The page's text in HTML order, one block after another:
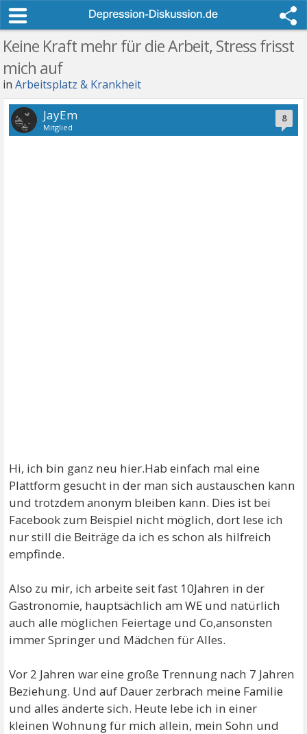
Keine Kraft mehr für die Arbeit, Stress frisst
mich auf
inArbeitsplatz & Krankheit
8
JayEm
Mitglied
Hi, ich bin ganz neu hier.Hab einfach mal eine
Plattform gesucht in der man sich austauschen kann
und trotzdem anonym bleiben kann. Dies ist bei
Facebook zum Beispiel nicht möglich, dort lese ich
nur still die Beiträge da ich es schon als hilfreich
empfinde.
Also zu mir, ich arbeite seit fast 10Jahren in der
Gastronomie, hauptsächlich am WE und natürlich
auch alle möglichen Feiertage und Co,ansonsten
immer Springer und Mädchen für Alles.
Vor 2 Jahren war eine große Trennung nach 7 Jahren
Beziehung. Und auf Dauer zerbrach meine Familie
und alles änderte sich. Heute lebe ich in einer
kleinen Wohnung für mich allein, mein Sohn und